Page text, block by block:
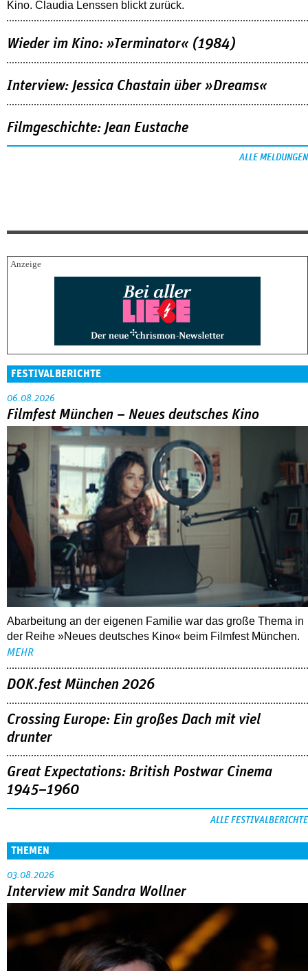
Kino. Claudia Lenssen blickt zurück.
Wieder im Kino: »Terminator« (1984)
Interview: Jessica Chastain über »Dreams«
Filmgeschichte: Jean Eustache
ALLE MELDUNGEN
FESTIVALBERICHTE
06.08.2026
Filmfest München – Neues deutsches Kino
Abarbeitung an der eigenen Familie war das große Thema in
der Reihe »Neues deutsches Kino« beim Filmfest München.
MEHR
DOK.fest München 2026
Crossing Europe: Ein großes Dach mit viel
drunter
Great Expectations: British Postwar Cinema
1945–1960
ALLE FESTIVALBERICHTE
THEMEN
03.08.2026
Interview mit Sandra Wollner